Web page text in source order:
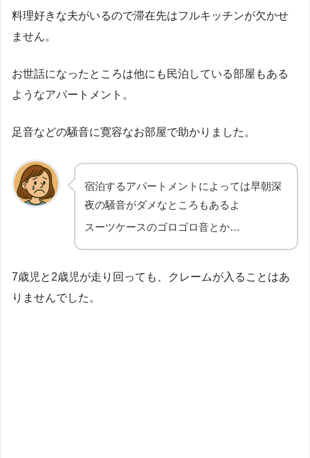
料理好きな夫がいるので滞在先はフルキッチンが欠かせ
ません。
お世話になったところは他にも民泊している部屋もある
ようなアパートメント。
足音などの騒音に寛容なお部屋で助かりました。
宿泊するアパートメントによっては早朝深
夜の騒音がダメなところもあるよ
スーツケースのゴロゴロ音とか…
7歳児と2歳児が走り回っても、クレームが入ることはあ
りませんでした。